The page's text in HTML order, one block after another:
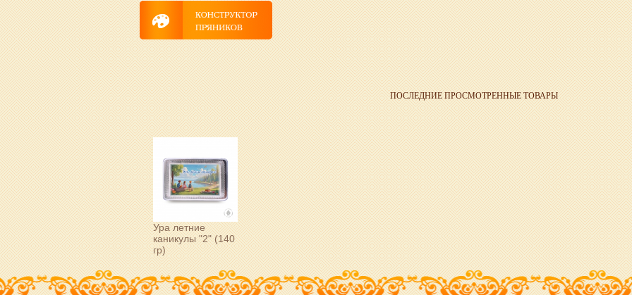
ПОСЛЕДНИЕ ПРОСМОТРЕННЫЕ ТОВАРЫ
Ура летние
каникулы "2" (140
гр)